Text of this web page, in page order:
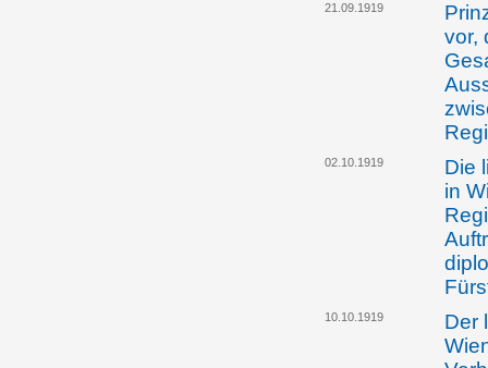
21.09.1919
vor,
02.10.1919
Die
in
10.10.1919
Der